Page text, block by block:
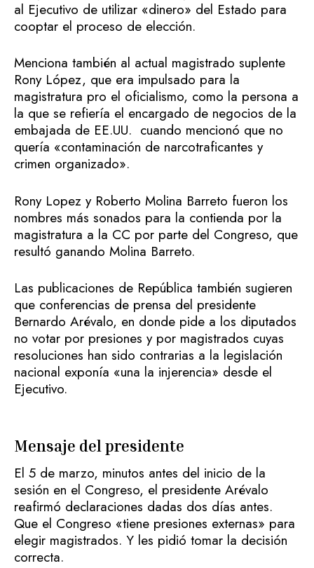
al Ejecutivo de utilizar «dinero» del Estado para
cooptar el proceso de elección.
Menciona también al actual magistrado suplente
Rony López, que era impulsado para la
magistratura pro el oficialismo, como la persona a
la que se refiería el encargado de negocios de la
embajada de EE.UU. cuando mencionó que no
quería «contaminación de narcotraficantes y
crimen organizado».
Rony Lopez y Roberto Molina Barreto fueron los
nombres más sonados para la contienda por la
magistratura a la CC por parte del Congreso, que
resultó ganando Molina Barreto.
Las publicaciones de República también sugieren
que conferencias de prensa del presidente
Bernardo Arévalo, en donde pide a los diputados
no votar por presiones y por magistrados cuyas
resoluciones han sido contrarias a la legislación
nacional exponía «una la injerencia» desde el
Ejecutivo.
Mensaje del presidente
El 5 de marzo, minutos antes del inicio de la
sesión en el Congreso, el presidente Arévalo
reafirmó declaraciones dadas dos días antes.
Que el Congreso «tiene presiones externas» para
elegir magistrados. Y les pidió tomar la decisión
correcta.